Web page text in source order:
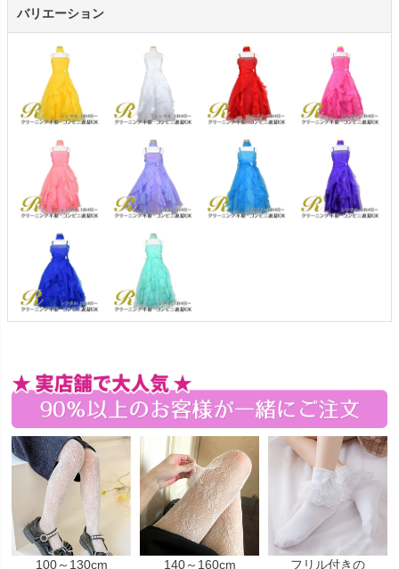
バリエーション
100～130cm
140～160cm
フリル付きの